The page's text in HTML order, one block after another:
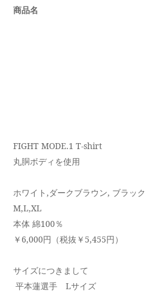
商品名
FIGHT MODE.1 T-shirt
丸胴ボディを使用
ホワイト,ダークブラウン, ブラック
M,L,XL
本体 綿100％
￥6,000円（税抜￥5,455円）
サイズにつきまして
平本蓮選手 Lサイズ